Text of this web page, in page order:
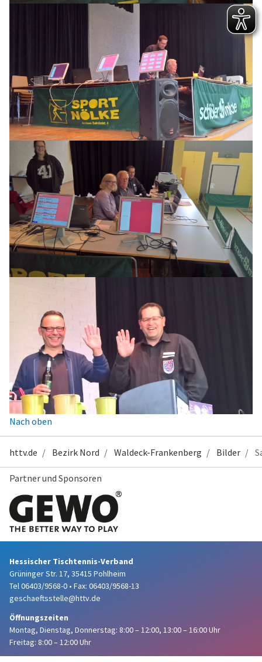
Nach oben
httv.de Bezirk Nord Waldeck-Frankenberg Bilder
Partner und Sponsoren
Hessischer Tischtennis-Verband
Grüninger Str. 17, 35415 Pohlheim
Tel 06403/9568-0 • Fax: 06403/9568-13
geschaeftsstelle@httv.de
Öffnungszeiten
Montag, Dienstag, Donnerstag: 8:00 – 12:00, 13:00 – 16:00 Uhr
Freitag: 8:00 – 12:00 Uhr